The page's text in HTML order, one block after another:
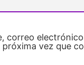
correo
vez que